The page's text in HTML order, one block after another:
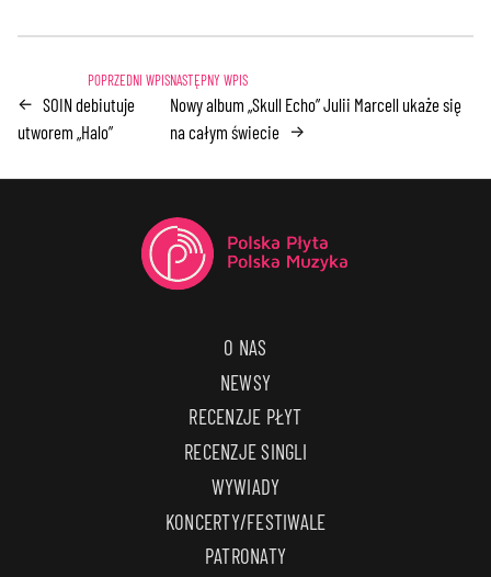
← SOIN debiutuje
utworem „Halo”
Nowy album „Skull Echo” Julii Marcell ukaże się
na całym świecie →
O NAS
NEWSY
RECENZJE PŁYT
RECENZJE SINGLI
WYWIADY
KONCERTY/FESTIWALE
PATRONATY